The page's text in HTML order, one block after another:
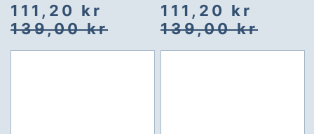
Spesialpris
111,20 kr
139,00 kr
Spesialpris
111,20 kr
139,00 kr